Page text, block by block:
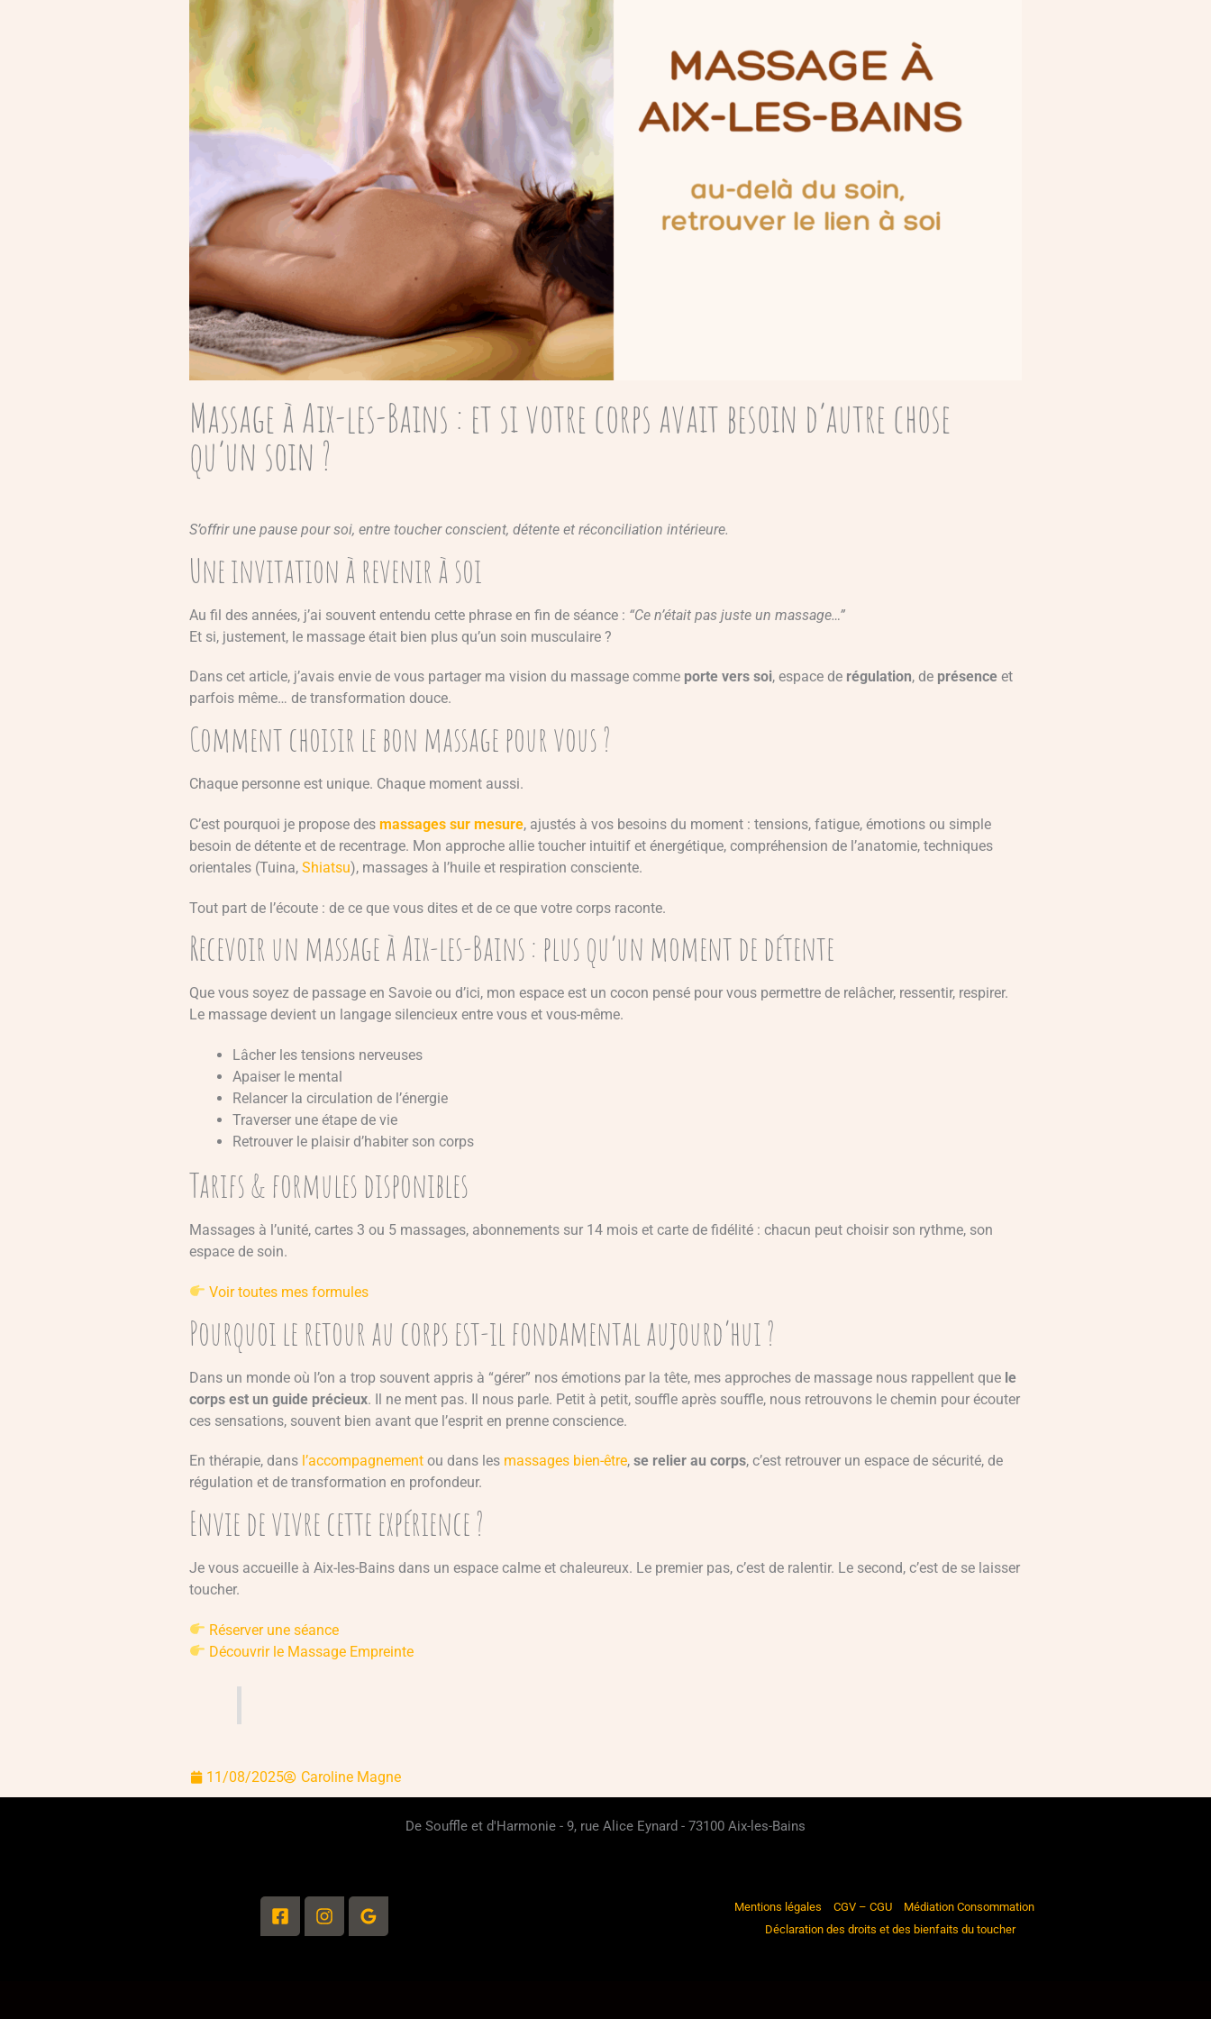
Massage à Aix-les-Bains : et si votre corps avait besoin d’autre chose
qu’un soin ?
S’offrir une pause pour soi, entre toucher conscient, détente et réconciliation intérieure.
Une invitation à revenir à soi
Au fil des années, j’ai souvent entendu cette phrase en fin de séance : “Ce n’était pas juste un massage…”
Et si, justement, le massage était bien plus qu’un soin musculaire ?
Dans cet article, j’avais envie de vous partager ma vision du massage comme porte vers soi, espace de régulation, de présence et
parfois même… de transformation douce.
Comment choisir le bon massage pour vous ?
Chaque personne est unique. Chaque moment aussi.
C’est pourquoi je propose des massages sur mesure, ajustés à vos besoins du moment : tensions, fatigue, émotions ou simple
besoin de détente et de recentrage. Mon approche allie toucher intuitif et énergétique, compréhension de l’anatomie, techniques
orientales (Tuina, Shiatsu), massages à l’huile et respiration consciente.
Tout part de l’écoute : de ce que vous dites et de ce que votre corps raconte.
Recevoir un massage à Aix-les-Bains : plus qu’un moment de détente
Que vous soyez de passage en Savoie ou d’ici, mon espace est un cocon pensé pour vous permettre de relâcher, ressentir, respirer.
Le massage devient un langage silencieux entre vous et vous-même.
Lâcher les tensions nerveuses
Apaiser le mental
Relancer la circulation de l’énergie
Traverser une étape de vie
Retrouver le plaisir d’habiter son corps
Tarifs & formules disponibles
Massages à l’unité, cartes 3 ou 5 massages, abonnements sur 14 mois et carte de fidélité : chacun peut choisir son rythme, son
espace de soin.
Voir toutes mes formules
Pourquoi le retour au corps est-il fondamental aujourd’hui ?
Dans un monde où l’on a trop souvent appris à “gérer” nos émotions par la tête, mes approches de massage nous rappellent que le
corps est un guide précieux. Il ne ment pas. Il nous parle. Petit à petit, souffle après souffle, nous retrouvons le chemin pour écouter
ces sensations, souvent bien avant que l’esprit en prenne conscience.
En thérapie, dans l’accompagnement ou dans les massages bien-être, se relier au corps, c’est retrouver un espace de sécurité, de
régulation et de transformation en profondeur.
Envie de vivre cette expérience ?
Je vous accueille à Aix-les-Bains dans un espace calme et chaleureux. Le premier pas, c’est de ralentir. Le second, c’est de se laisser
toucher.
Réserver une séance
Découvrir le Massage Empreinte
11/08/2025 Caroline Magne
De Souffle et d'Harmonie - 9, rue Alice Eynard - 73100 Aix-les-Bains
Mentions légales CGV – CGU
Médiation Consommation
Déclaration des droits et des bienfaits du toucher